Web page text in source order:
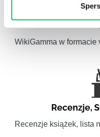
WikiGamma w formacie
Recenzje,
Recenzje książek, lista